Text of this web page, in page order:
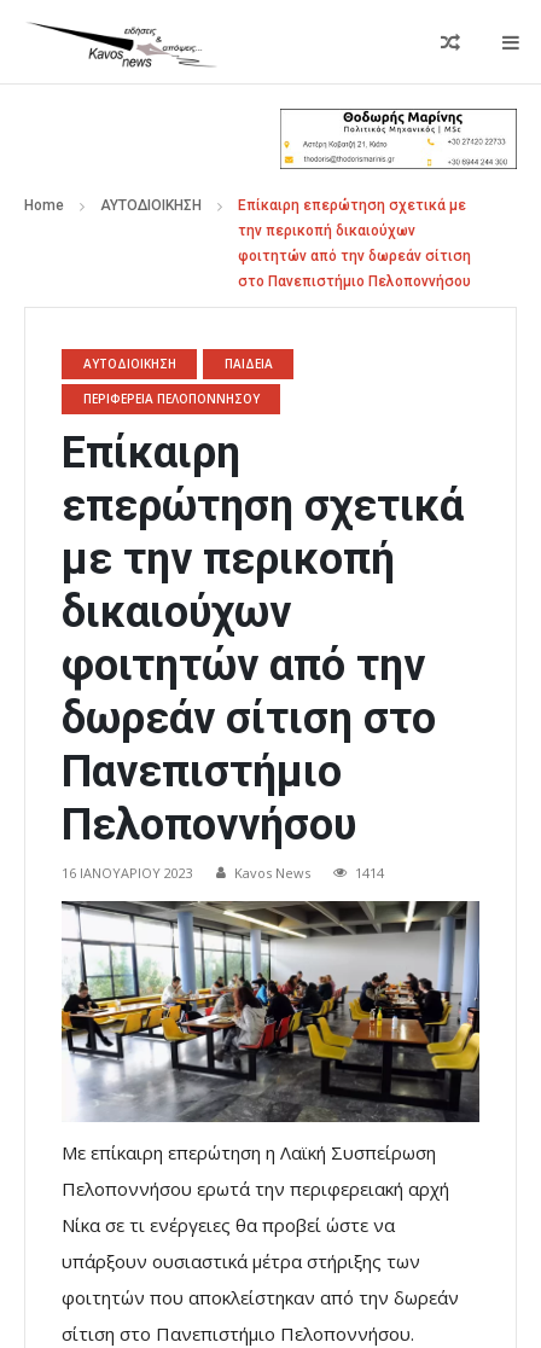
Home ΑΥΤΟΔΙΟΙΚΗΣΗ
Επίκαιρη επερώτηση σχετικά με
την περικοπή δικαιούχων
φοιτητών από την δωρεάν σίτιση
στο Πανεπιστήμιο Πελοποννήσου
ΑΥΤΟΔΙΟΙΚΗΣΗ ΠΑΙΔΕΙΑ
ΠΕΡΙΦΕΡΕΙΑ ΠΕΛΟΠΟΝΝΗΣΟΥ
Επίκαιρη
επερώτηση σχετικά
με την περικοπή
δικαιούχων
φοιτητών από την
δωρεάν σίτιση στο
Πανεπιστήμιο
Πελοποννήσου
16 ΙΑΝΟΥΑΡΊΟΥ 2023 Kavos News 1414
Με επίκαιρη επερώτηση η Λαϊκή Συσπείρωση
Πελοποννήσου ερωτά την περιφερειακή αρχή
Νίκα σε τι ενέργειες θα προβεί ώστε να
υπάρξουν ουσιαστικά μέτρα στήριξης των
φοιτητών που αποκλείστηκαν από την δωρεάν
σίτιση στο Πανεπιστήμιο Πελοποννήσου.